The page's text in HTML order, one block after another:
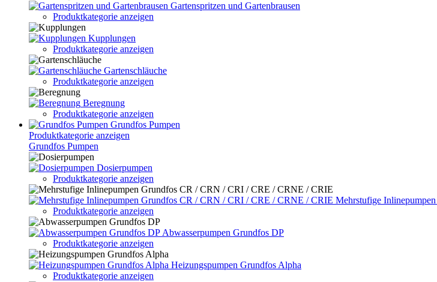
Gartenspritzen und Gartenbrausen
Produktkategorie anzeigen
Kupplungen
Produktkategorie anzeigen
Gartenschläuche
Produktkategorie anzeigen
Beregnung
Produktkategorie anzeigen
Grundfos Pumpen
Produktkategorie anzeigen
Grundfos Pumpen
Dosierpumpen
Produktkategorie anzeigen
Mehrstufige
Produktkategorie anzeigen
Abwasserpumpen Grundfos DP
Produktkategorie anzeigen
Heizungspumpen Grundfos Alpha
Produktkategorie anzeigen